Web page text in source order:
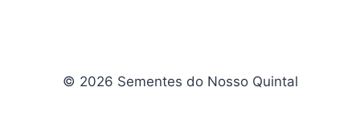
© 2026 Sementes do Nosso Quintal